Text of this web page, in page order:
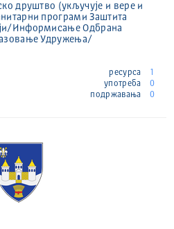
друштво (укључује и вере и
програми Заштита
Информисање Одбрана
Удружења/
ресурса
1
употреба
0
подржавања
0